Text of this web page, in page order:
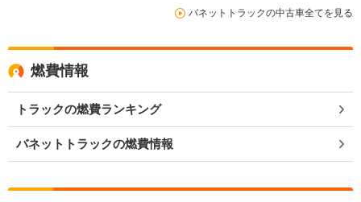
バネットトラックの中古車全てを見る
燃費情報
トラックの燃費ランキング
バネットトラックの燃費情報